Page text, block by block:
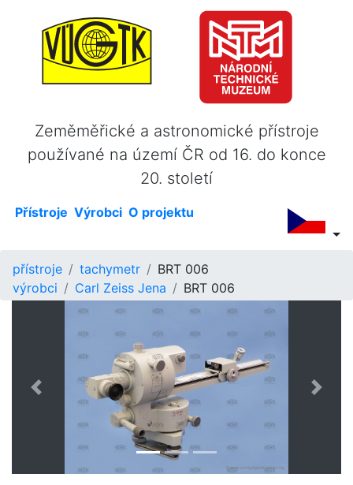
Zeměměřické a astronomické přístroje
používané na území ČR od 16. do konce
20. století
Přístroje Výrobci O projektu
přístroje tachymetr
BRT 006
výrobci
Carl Zeiss Jena BRT 006
Předchozí Další